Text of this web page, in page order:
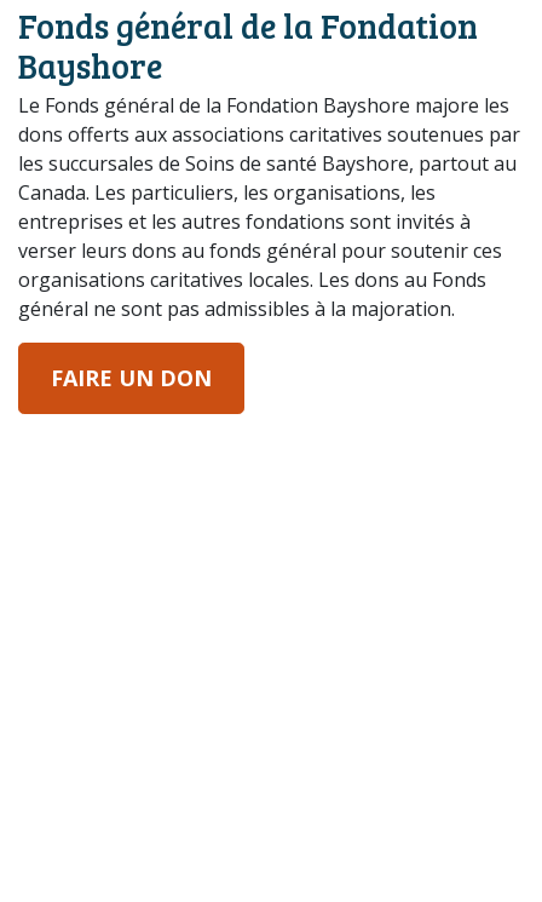
Fonds général de la Fondation
Bayshore
Le Fonds général de la Fondation Bayshore majore les
dons offerts aux associations caritatives soutenues par
les succursales de Soins de santé Bayshore, partout au
Canada. Les particuliers, les organisations, les
entreprises et les autres fondations sont invités à
verser leurs dons au fonds général pour soutenir ces
organisations caritatives locales. Les dons au Fonds
général ne sont pas admissibles à la majoration.
FAIRE UN DON